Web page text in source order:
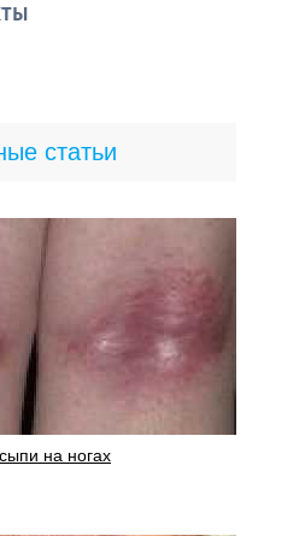
статьи
на ногах